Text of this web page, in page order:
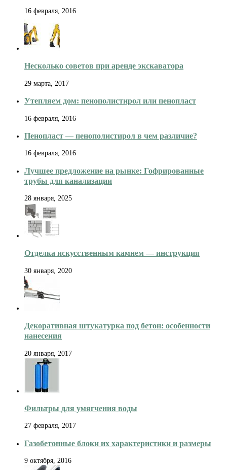
16 февраля, 2016
Несколько советов при аренде экскаватора
29 марта, 2017
Утепляем дом: пенополистирол или пенопласт
16 февраля, 2016
Пенопласт — пенополистирол в чем различие?
16 февраля, 2016
Лучшее предложение на рынке: Гофрированные
трубы для канализации
28 января, 2025
Отделка искусственным камнем — инструкция
30 января, 2020
Декоративная штукатурка под бетон: особенности
нанесения
20 января, 2017
Фильтры для умягчения воды
27 февраля, 2017
Газобетонные блоки их характеристики и размеры
9 октября, 2016